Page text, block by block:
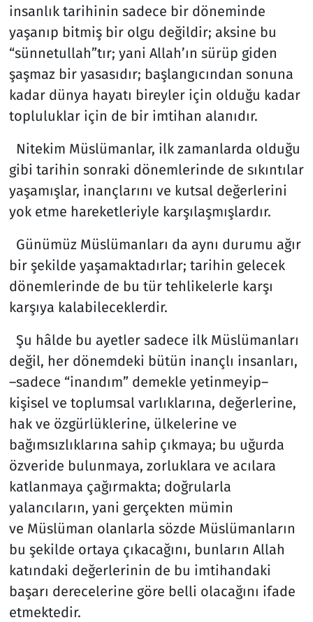
insanlık tarihinin sadece bir döneminde
yaşanıp bitmiş bir olgu değildir; aksine bu
“sünnetullah”tır; yani Allah’ın sürüp giden
şaşmaz bir yasasıdır; başlangıcından sonuna
kadar dünya hayatı bireyler için olduğu kadar
topluluklar için de bir imtihan alanıdır.
Nitekim Müslümanlar, ilk zamanlarda olduğu
gibi tarihin sonraki dönemlerinde de sıkıntılar
yaşamışlar, inançlarını ve kutsal değerlerini
yok etme hareketleriyle karşılaşmışlardır.
Günümüz Müslümanları da aynı durumu ağır
bir şekilde yaşamaktadırlar; tarihin gelecek
dönemlerinde de bu tür tehlikelerle karşı
karşıya kalabileceklerdir.
Şu hâlde bu ayetler sadece ilk Müslümanları
değil, her dönemdeki bütün inançlı insanları,
–sadece “inandım” demekle yetinmeyip–
kişisel ve toplumsal varlıklarına, değerlerine,
hak ve özgürlüklerine, ülkelerine ve
bağımsızlıklarına sahip çıkmaya; bu uğurda
özveride bulunmaya, zorluklara ve acılara
katlanmaya çağırmakta; doğrularla
yalancıların, yani gerçekten mümin
ve Müslüman olanlarla sözde Müslümanların
bu şekilde ortaya çıkacağını, bunların Allah
katındaki değerlerinin de bu imtihandaki
başarı derecelerine göre belli olacağını ifade
etmektedir.